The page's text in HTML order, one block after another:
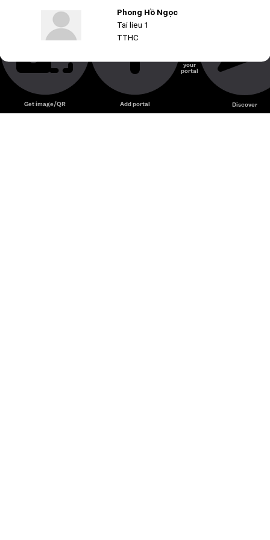
Phong Hồ Ngọc
Tai lieu 1
TTHC
Get image/QR Add portal
your
portal
Discover